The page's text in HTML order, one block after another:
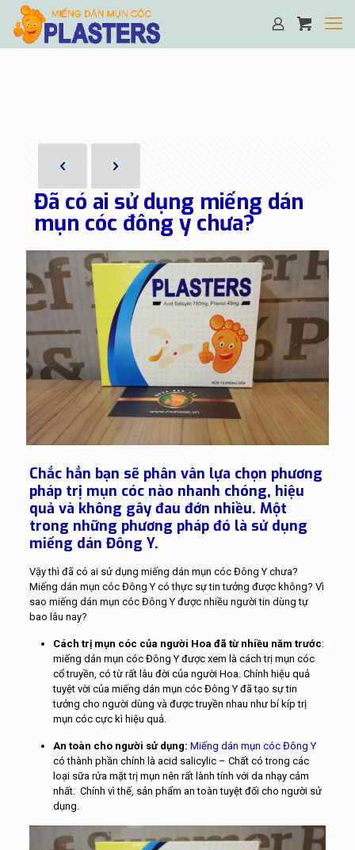
Đã có ai sử dụng miếng dán
mụn cóc đông y chưa?
Chắc hẳn bạn sẽ phân vân lựa chọn phương
pháp trị mụn cóc nào nhanh chóng, hiệu
quả và không gây đau đớn nhiều. Một
trong những phương pháp đó là sử dụng
miếng dán Đông Y.
Vậy thì đã có ai sử dụng miếng dán mụn cóc Đông Y chưa?
Miếng dán mụn cóc Đông Y có thực sự tin tưởng được không? Vì
sao miếng dán mụn cóc Đông Y được nhiều người tin dùng tự
bao lâu nay?
Cách trị mụn cóc của người Hoa đã từ nhiều năm trước:
miếng dán mụn cóc Đông Y được xem là cách trị mụn cóc
cổ truyền, có từ rất lâu đời của người Hoa. Chính hiệu quả
tuyệt vời của miếng dán mụn cóc Đông Y đã tạo sự tin
tưởng cho người dùng và được truyền nhau như bí kíp trị
mụn cóc cực kì hiệu quả.
An toàn cho người sử dụng: Miếng dán mụn cóc Đông Y
có thành phần chính là acid salicylic – Chất có trong các
loại sữa rửa mặt trị mụn nên rất lành tính với da nhạy cảm
nhất. Chính vì thế, sản phẩm an toàn tuyệt đối cho người sử
dụng.